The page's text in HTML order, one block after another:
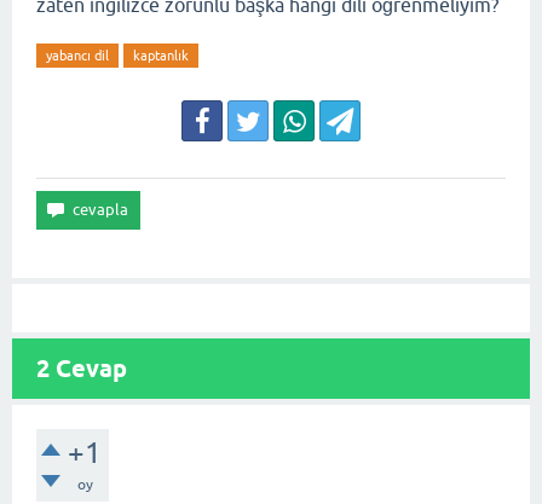
zaten ingilizce zorunlu başka hangi dili öğrenmeliyim?
yabancı dil kaptanlık
2 Cevap
+1
oy